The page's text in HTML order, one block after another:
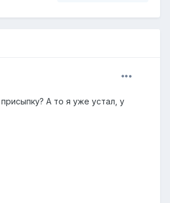
А то я уже устал, у